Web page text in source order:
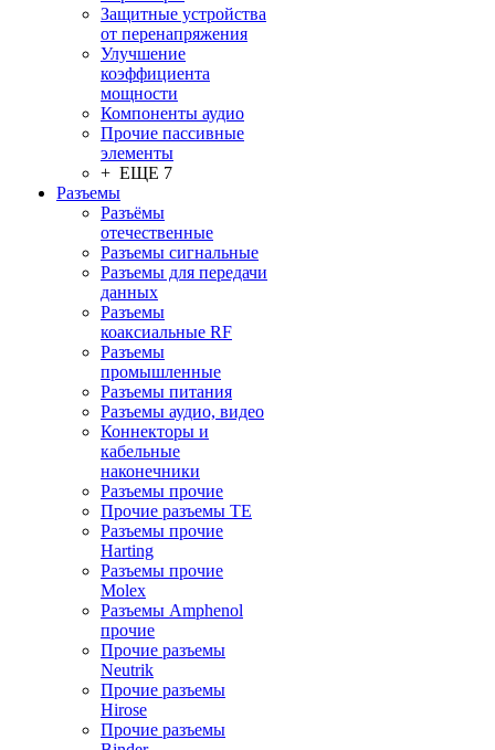
Защитные устройства
от перенапряжения
Улучшение
коэффициента
мощности
Компоненты аудио
Прочие пассивные
элементы
+ ЕЩЕ 7
Разъeмы
Разъёмы
отечественные
Разъeмы сигнальные
Разъeмы для передачи
данных
Разъeмы
коаксиальные RF
Разъeмы
промышленные
Разъeмы питания
Разъeмы аудио, видео
Коннекторы и
кабельные
наконечники
Разъeмы прочие
Прочие разъемы TE
Разъемы прочие
Harting
Разъемы прочие
Molex
Разъемы Amphenol
прочие
Прочие разъемы
Neutrik
Прочие разъемы
Hirose
Прочие разъемы